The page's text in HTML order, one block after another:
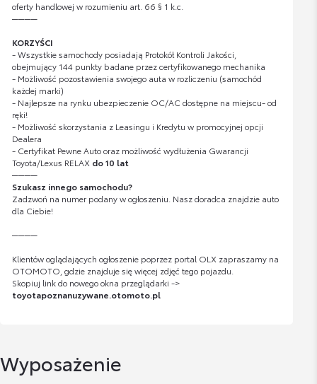
oferty handlowej w rozumieniu art. 66 § 1 k.c.
────
KORZYŚCI
- Wszystkie samochody posiadają Protokół Kontroli Jakości,
obejmujący 144 punkty badane przez certyfikowanego mechanika
- Możliwość pozostawienia swojego auta w rozliczeniu (samochód
każdej marki)
- Najlepsze na rynku ubezpieczenie OC/AC dostępne na miejscu- od
ręki!
- Możliwość skorzystania z Leasingu i Kredytu w promocyjnej opcji
Dealera
- Certyfikat Pewne Auto oraz możliwość wydłużenia Gwarancji
Toyota/Lexus RELAX do 10 lat
────
Szukasz innego samochodu?
Zadzwoń na numer podany w ogłoszeniu. Nasz doradca znajdzie auto
dla Ciebie!
────
Klientów oglądających ogłoszenie poprzez portal OLX zapraszamy na
OTOMOTO, gdzie znajduje się więcej zdjęć tego pojazdu.
Skopiuj link do nowego okna przeglądarki ->
toyotapoznanuzywane.otomoto.pl
Wyposażenie